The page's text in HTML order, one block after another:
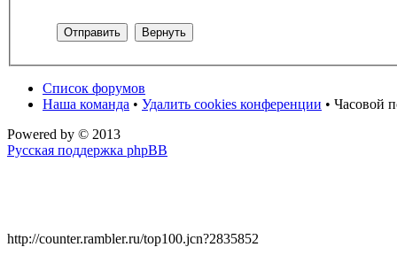
Список форумов
Наша команда • Удалить cookies конференции • Часовой
Powered by © 2013
Русская поддержка phpBB
http://counter.rambler.ru/top100.jcn?2835852